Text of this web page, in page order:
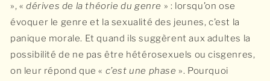
», « dérives de la théorie du genre » : lorsqu’on ose
évoquer le genre et la sexualité des jeunes, c’est la
panique morale. Et quand ils suggèrent aux adultes la
possibilité de ne pas être hétérosexuels ou cisgenres,
on leur répond que « c’est une phase ». Pourquoi